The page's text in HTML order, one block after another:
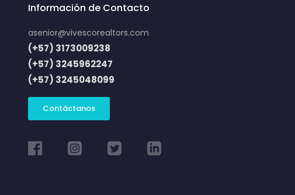
Información de Contacto
asenior@vivescorealtors.com
(+57) 3173009238
(+57) 3245962247
(+57) 3245048099
Contáctanos